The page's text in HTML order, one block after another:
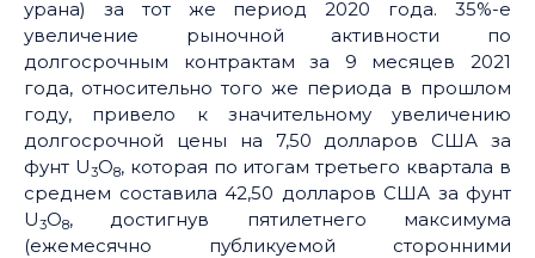
урана) за тот же период 2020 года. 35%-е
увеличение рыночной активности по
долгосрочным контрактам за 9 месяцев 2021
года, относительно того же периода в прошлом
году, привело к значительному увеличению
долгосрочной цены на 7,50 долларов США за
фунт U3O8, которая по итогам третьего квартала в
среднем составила 42,50 долларов США за фунт
U3O8, достигнув пятилетнего максимума
(ежемесячно публикуемой сторонними